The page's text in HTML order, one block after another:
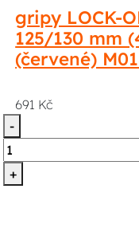
gripy LOCK-
125/130 mm
(červené)
691 Kč
-
+